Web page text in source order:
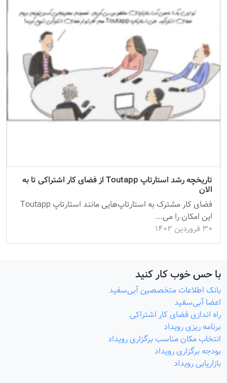
تاریخچه رشد استارتاپ Toutapp از فضای کار اشتراکی تا به
الان
فضای کار مشترک به استارتاپ‌هایی مانند استارتاپ Toutapp
این امکان را می...
۳۰ فروردین ۱۴۰۲
با حس خوب کار کنید
بانک اطلاعات متخصصین آبی‌سفید
اعضا آبی‌سفید
راه اندازی فضای کار اشتراکی
برنامه ریزی رویداد
انتخاب مکان مناسب برگزاری رویداد
بودجه برگزاری رویداد
بازاریابی رویداد